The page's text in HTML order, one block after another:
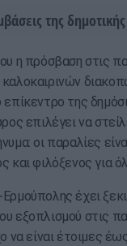
της
η πρόσβαση στις
επίκεντρο της
επιλέγει να
οι παραλίες
και φιλόξενος για
έχει
εξοπλισμού στις
να είναι έτοιμες